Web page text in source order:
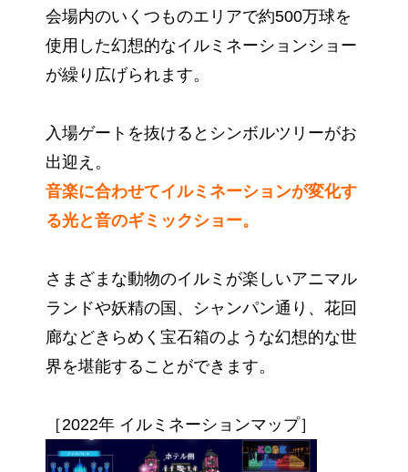
会場内のいくつものエリアで約500万球を
使用した幻想的なイルミネーションショー
が繰り広げられます。
入場ゲートを抜けるとシンボルツリーがお
出迎え。
音楽に合わせてイルミネーションが変化す
る光と音のギミックショー。
さまざまな動物のイルミが楽しいアニマル
ランドや妖精の国、シャンパン通り、花回
廊などきらめく宝石箱のような幻想的な世
界を堪能することができます。
［2022年 イルミネーションマップ］